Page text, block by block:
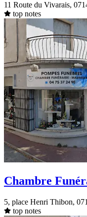
11 Route du Vivarais,
top notes
Chambre
5, place Henri Thibon,
top notes